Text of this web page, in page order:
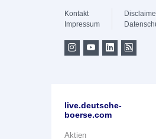
Kontakt
Impressum
live.deutsche-
boerse.com
Aktien